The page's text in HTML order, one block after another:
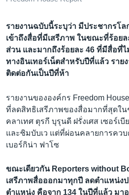
รายงานฉบับนี้ระบุว่า มีประชากรโล
เข้าถึงสื่อที่มีเสรีภาพ ในขณะที่ร้อย
ส่วน และมากถึงร้อยละ 46 ที่มีสื่อที่ไ
ทางอินเทอร์เน็ตสำหรับปีที่แล้ว ราย
ติดต่อกันเป็นปีที่ห้า
รายงานขององค์กร Freedom
ที่ลดสิทธิเสรีภาพของสื่อมากที่สุดใ
คลาเทศ ตุรกี บุรุนดี ฝรั่งเศส เซอร์เบี
และซิมบับเว แต่ที่ผ่อนคลายการคว
เบอร์กิน่า ฟาโซ
ขณะเดียวกัน Reporters without
เสรีภาพสื่อออกมาทุกปี ลดตำแหน่งป
ตำแหน่ง คือจาก 134 ในปีที่แล้ว มา